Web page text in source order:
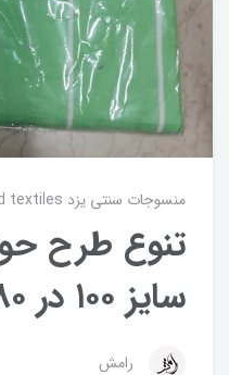
منسوجات سنتی یزد yazd textiles
تنوع طرح
سایز ۱۰۰ در ۱۸۰ بدون ریشه
رامش